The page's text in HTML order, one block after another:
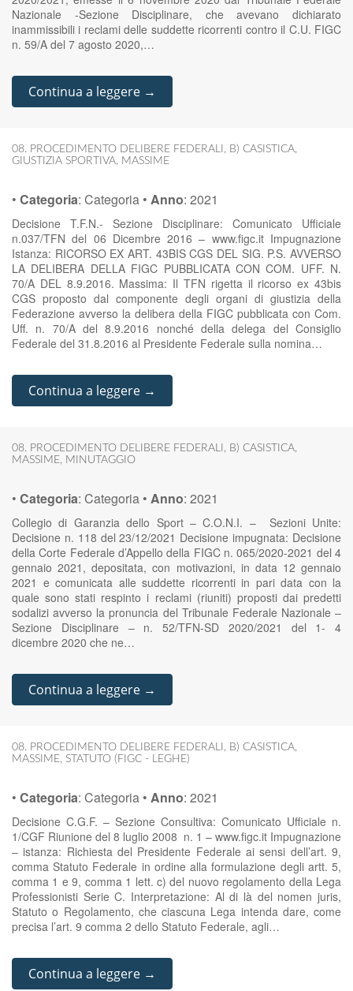
Nazionale -Sezione Disciplinare, che avevano dichiarato
inammissibili i reclami delle suddette ricorrenti contro il C.U. FIGC
n. 59/A del 7 agosto 2020,…
Continua a leggere →
08. PROCEDIMENTO DELIBERE FEDERALI , B) CASISTICA,
GIUSTIZIA SPORTIVA, MASSIME
• Categoria: Categoria • Anno: 2021
Decisione T.F.N.- Sezione Disciplinare: Comunicato Ufficiale
n.037/TFN del 06 Dicembre 2016 – www.figc.it Impugnazione
Istanza: RICORSO EX ART. 43BIS CGS DEL SIG. P.S. AVVERSO
LA DELIBERA DELLA FIGC PUBBLICATA CON COM. UFF. N.
70/A DEL 8.9.2016. Massima: Il TFN rigetta il ricorso ex 43bis
CGS proposto dal componente degli organi di giustizia della
Federazione avverso la delibera della FIGC pubblicata con Com.
Uff. n. 70/A del 8.9.2016 nonché della delega del Consiglio
Federale del 31.8.2016 al Presidente Federale sulla nomina…
Continua a leggere →
08. PROCEDIMENTO DELIBERE FEDERALI , B) CASISTICA,
MASSIME, MINUTAGGIO
• Categoria: Categoria • Anno: 2021
Collegio di Garanzia dello Sport – C.O.N.I. – Sezioni Unite:
Decisione n. 118 del 23/12/2021 Decisione impugnata: Decisione
della Corte Federale d’Appello della FIGC n. 065/2020-2021 del 4
gennaio 2021, depositata, con motivazioni, in data 12 gennaio
2021 e comunicata alle suddette ricorrenti in pari data con la
quale sono stati respinto i reclami (riuniti) proposti dai predetti
sodalizi avverso la pronuncia del Tribunale Federale Nazionale –
Sezione Disciplinare – n. 52/TFN-SD 2020/2021 del 1- 4
dicembre 2020 che ne…
Continua a leggere →
08. PROCEDIMENTO DELIBERE FEDERALI , B) CASISTICA,
MASSIME, STATUTO (FIGC - LEGHE)
• Categoria: Categoria • Anno: 2021
Decisione C.G.F. – Sezione Consultiva: Comunicato Ufficiale n.
1/CGF Riunione del 8 luglio 2008 n. 1 – www.figc.it Impugnazione
– istanza: Richiesta del Presidente Federale ai sensi dell’art. 9,
comma Statuto Federale in ordine alla formulazione degli artt. 5,
comma 1 e 9, comma 1 lett. c) del nuovo regolamento della Lega
Professionisti Serie C. Interpretazione: Al di là del nomen juris,
Statuto o Regolamento, che ciascuna Lega intenda dare, come
precisa l’art. 9 comma 2 dello Statuto Federale, agli…
Continua a leggere →